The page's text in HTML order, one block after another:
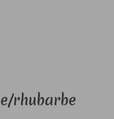
rhubarbe